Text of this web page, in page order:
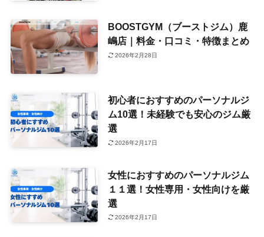
BOOSTGYM（ブーストジム）鹿
嶋店｜料金・口コミ・特徴まとめ
2026年2月28日
初心者におすすめのパーソナルジ
ム10選！未経験でも安心のジム厳
選
2026年2月17日
女性におすすめのパーソナルジム
１１選！女性専用・女性向けを厳
選
2026年2月17日